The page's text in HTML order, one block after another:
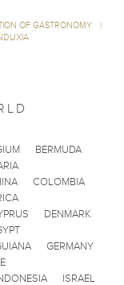
OF GASTRONOMY
|
BERMUDA
COLOMBIA
DENMARK
GERMANY
ISRAEL